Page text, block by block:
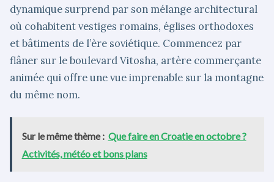
dynamique surprend par son mélange architectural
où cohabitent vestiges romains, églises orthodoxes
et bâtiments de l’ère soviétique. Commencez par
flâner sur le boulevard Vitosha, artère commerçante
animée qui offre une vue imprenable sur la montagne
du même nom.
Sur le même thème : Que faire en Croatie en octobre ?
Activités, météo et bons plans